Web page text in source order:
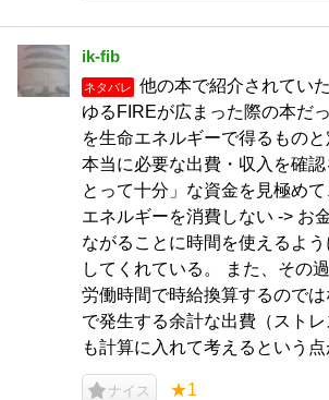
ik-fib
ネタバレ
他の本で紹介されてい
ゆるFIREが広まった際の本だ
を生命エネルギーで得るもの
本当に必要な出費・収入を確
とって十分」な資金を見極め
エネルギーを消費しない -> お
ながることに時間を使えるよ
してくれている。 また、その
労働時間で時給換算するので
で発生する余計な出費（ストレ
も計算に入れて考えるという点
ナイス ★1